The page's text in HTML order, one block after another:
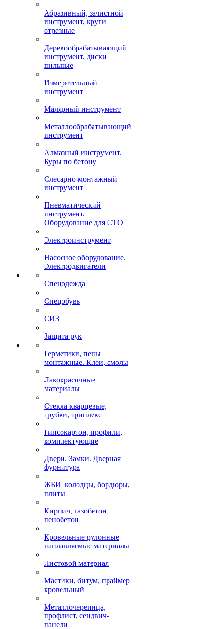
Абразивный, зачистной
инструмент, круги
отрезные
Деревообрабатывающий
инструмент, диски
пильные
Измерительный
инструмент
Малярный инструмент
Металлообрабатывающий
инструмент
Алмазный инструмент.
Буры по бетону
Слесарно-монтажный
инструмент
Пневматический
инструмент.
Оборудование для СТО
Электроинструмент
Насосное оборудование.
Электродвигатели
Спецодежда
Спецобувь
СИЗ
Защита рук
Герметики, пены
монтажные. Клеи, смолы
Лакокрасочные
материалы
Стекла кварцевые,
трубки, триплекс
Гипсокартон, профили,
комплектующие
Двери. Замки. Дверная
фурнитура
ЖБИ, колодцы, бордюры,
плиты
Кирпич, газобетон,
пенобетон
Кровельные рулонные
наплавляемые материалы
Листовой материал
Мастики, битум, праймер
кровельный
Металлочерепица,
профлист, сендвич-
панели